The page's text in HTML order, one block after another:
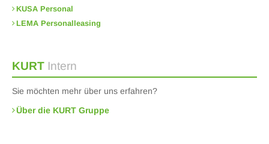
KUSA Personal
LEMA Personalleasing
KURT Intern
Sie möchten mehr über uns erfahren?
Über die KURT Gruppe